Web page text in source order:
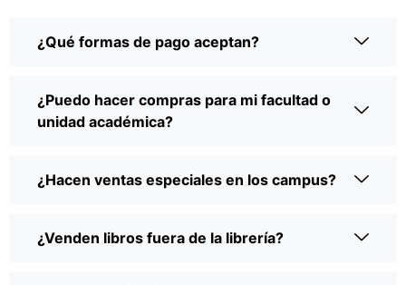
¿Qué formas de pago aceptan?
¿Puedo hacer compras para mi facultad o
unidad académica?
¿Hacen ventas especiales en los campus?
¿Venden libros fuera de la librería?